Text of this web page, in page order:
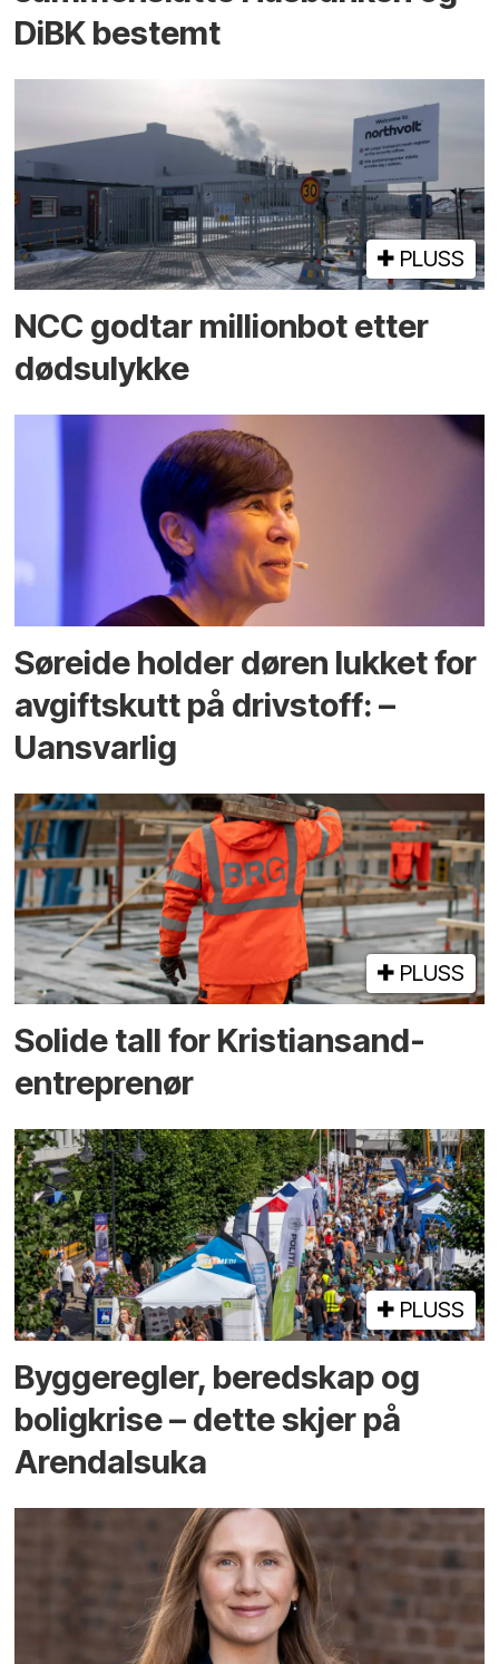
DiBK bestemt
PLUSS
NCC godtar millionbot etter
dødsulykke
Søreide holder døren lukket for
avgiftskutt på drivstoff: –
Uansvarlig
PLUSS
Solide tall for Kristiansand-
entreprenør
PLUSS
Bygge­regler, beredskap og
bolig­krise – dette skjer på
Arendals­uka